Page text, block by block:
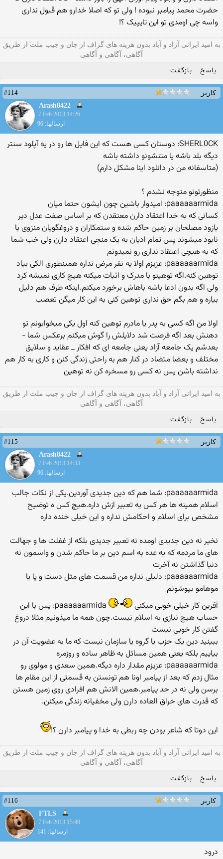
حضرت محمد پیامبر نبوده ! ولی تو که اصلا خدارو هم قبول نداری
واسه چی اومدی تو این تایپیک ؟!
به امید ایرانی آزاد و آباد بدون هزینه های گزاف از جان و جیب ملت از طریق
آگاهی، آگاهی و آگاهی
پاسخ بازگفت
کاربر
#114
Arash8422
7 Feb 2013 14:26
ارسالها: 96
SHERL0CK: دوستان كسی هست كه اين فايل ها رو در يه آپلود سنتر
ديگه بلد باشه يا متنشونو داشته باشه
‏(متاسفانه من در دانلود اينا مشكل دارم)
منظورتونو متوجه نشدم ؟
paaaaaarmida: امیدوار باشین چون ایشون حتما میان
کسانی که به خدا اعتقاد دارن معتقدن که بر اساس صفت عدل دیر
یازود مصلحان بر زمین حاکم شده و ستمکاران و دروغگویان منزوی یا
نابود میشوند پس تمام ادیان به یک منجی اعتقاد دارن ولی خب شما
که به هیچی اعتقاد نداری رو نمیدونم
paaaaaarmida: عزیزم اولا یه نفر مرض نداره همینطوری الکی بیاد
توهین کنه.اگه توهینو با مدرک و اثبات میکنه هیچ کاری نمیشه کرد
ولی اگه بدون ادعا باشه باهاش برخورد میکنم.اینکه طرف هم دلیل
بیاره و هم بگم حق نداری توهین کنی به این کار میگن تعصب
اولا من اگه کسی به پدر یا مادرم توهین کنه اول یکی میخوابونم تو
دهنش بعد اگه فرصت شد دلایلش را گوش میکنم برعکس شما -
بعدشم یک جامعه آزاد یعنی جامعه ای که افکار _ عقاید و سلایق
مختلف و بعضا متضاد در کنار هم به راحتی زندگی کنن و کاری به کار هم
نداشته باشن پس نه کسی رو مسخره کن نه توهین
به امید ایرانی آزاد و آباد بدون هزینه های گزاف از جان و جیب ملت از طریق
آگاهی، آگاهی و آگاهی
پاسخ بازگفت
کاربر
#115
Arash8422
7 Feb 2013 14:33
ارسالها: 96
paaaaaarmida: شما هم که دین جدیدی آوردین.یکی از نکات جالب
اسلام همینه ها هر کس یه تعبیر ازش داره.هیچ کس ه توضیح
مشخص برای اسلام و احکامش نداره و این خیلی خنده داره
نخیر نه دین جدیدی اومده نه تعبیر جدیدی بلکه از غفلت ها و جهالت
های ما مردمه که یه عده به اسم دین بر ما حاکم شدن و واسمون نه
دنیا گذاشتن نه آخرت
paaaaaarmida: دلیلی نداره من قسمت های مثل دست و پا یا
موهامو بپوشونم
آفرین کار خیلی خوبی میکنی
paaaaaarmida: پس با این
حساب هیچ نیازی به اسلام نیست.چون همه ما میذونیم مثلا دروغ
گفتن کار خوبی نیست
ببینید دین یک حزب یا گروه یا سازمان نیست که ما به عضویت آن در
بیاییم بلکه یعنی همین مسائل به ظاهر ساده و روزمره
paaaaaarmida: عزیزم مقدار داره دیگه.همین سعدی و مولوی رو
مثال زدم که بعد از پیامبر اونا هم تونستن به قسمتی از این مقام ها
برسن ولی نه در حد پیامبر.همین الانش هم افرادی روی زمین هستن
که قدرت های خراق العاده دارن ولی مخفیانه زندگی میکنن.
این دوتا که شاعر بودن چه ربطی به خدا و پیامبر دارن ؟!
به امید ایرانی آزاد و آباد بدون هزینه های گزاف از جان و جیب ملت از طریق
آگاهی، آگاهی و آگاهی
پاسخ بازگفت
کاربر
#116
FTLS
7 Feb 2013 15:49
ارسالها: 141
درود